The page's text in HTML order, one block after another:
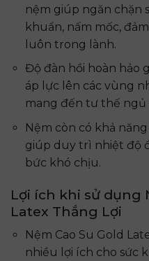
nệm giúp ngăn chặn
khuẩn, nấm mốc,
luôn trong lành.
Độ đàn hồi hoàn hảo
áp lực lên các vùng
mang đến tư thế ngủ
Nệm còn có khả
giúp duy trì nhiệt độ
bức khó chịu.
Lợi ích khi sử dụng
Latex Thắng Lợi
Nệm Cao Su Gold
nhiều lợi ích cho sức